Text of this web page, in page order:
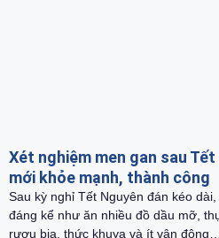
Xét nghiệm men gan sau
mới khỏe mạnh, thành công
Sau kỳ nghỉ Tết Nguyên đán kéo
đáng kể như ăn nhiều đồ dầu mỡ,
rượu bia, thức khuya và ít vận